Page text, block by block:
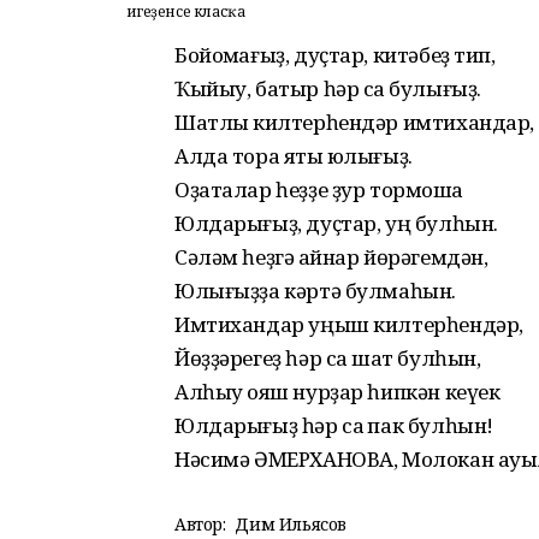
Һигеҙенсе класҡа
Бойоҡмағыҙ, дуҫтар, китәбеҙ тип,
Ҡыйыу, батыр һәр саҡ булығыҙ.
Шатлыҡ килтерһендәр имтихандар,
Алда тора яҡты юлығыҙ.
Оҙаталар һеҙҙе ҙур тормошҡа
Юлдарығыҙ, дуҫтар, уң булһын.
Сәләм һеҙгә ҡайнар йөрәгемдән,
Юлығыҙҙа кәртә булмаһын.
Имтихандар уңыш килтерһендәр,
Йөҙҙәрегеҙ һәр саҡ шат булһын,
Алһыу ҡояш нурҙар һипкән кеүек
Юлдарығыҙ һәр саҡ пак булһын!
Нәсимә ӘМЕРХАНОВА, Молокан
Автор: Дим Ильясов